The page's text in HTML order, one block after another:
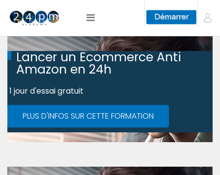
Lancer un Ecommerce Anti
Amazon en 24h
1 jour d'essai gratuit
PLUS D'INFOS SUR CETTE FORMATION